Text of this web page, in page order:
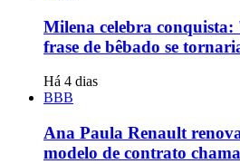
Milena celebra
frase de bêbado se
Há 4 dias
BBB
Ana Paula Renault
modelo de contrato